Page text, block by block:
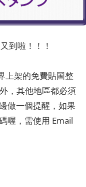
到啦！！！
上架的免費貼圖整
，其他地區都必須
做一個提醒，如果
喔，需使用 Email